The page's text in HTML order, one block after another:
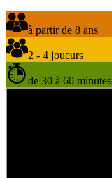
à partir de 8 ans
2 - 4 joueurs
de 30 à 60 minutes